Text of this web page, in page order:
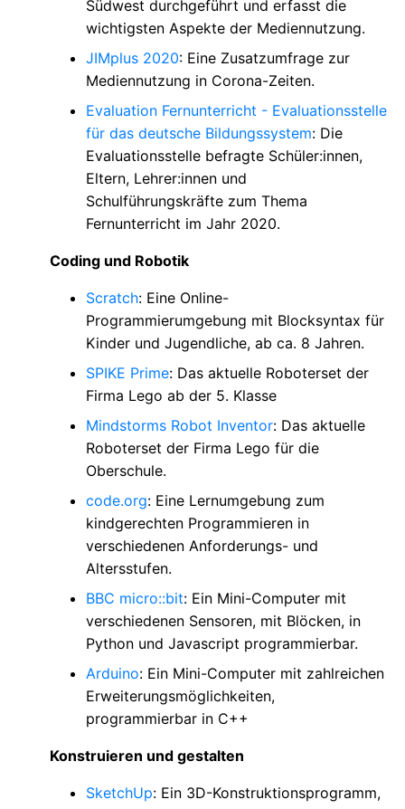
Südwest durchgeführt und erfasst die
wichtigsten Aspekte der Mediennutzung.
JIMplus 2020: Eine Zusatzumfrage zur
Mediennutzung in Corona-Zeiten.
Evaluation Fernunterricht - Evaluationsstelle
für das deutsche Bildungssystem: Die
Evaluationsstelle befragte Schüler:innen,
Eltern, Lehrer:innen und
Schulführungskräfte zum Thema
Fernunterricht im Jahr 2020.
Coding und Robotik
Scratch: Eine Online-
Programmierumgebung mit Blocksyntax für
Kinder und Jugendliche, ab ca. 8 Jahren.
SPIKE Prime: Das aktuelle Roboterset der
Firma Lego ab der 5. Klasse
Mindstorms Robot Inventor: Das aktuelle
Roboterset der Firma Lego für die
Oberschule.
code.org: Eine Lernumgebung zum
kindgerechten Programmieren in
verschiedenen Anforderungs- und
Altersstufen.
BBC micro::bit: Ein Mini-Computer mit
verschiedenen Sensoren, mit Blöcken, in
Python und Javascript programmierbar.
Arduino: Ein Mini-Computer mit zahlreichen
Erweiterungsmöglichkeiten,
programmierbar in C++
Konstruieren und gestalten
SketchUp: Ein 3D-Konstruktionsprogramm,